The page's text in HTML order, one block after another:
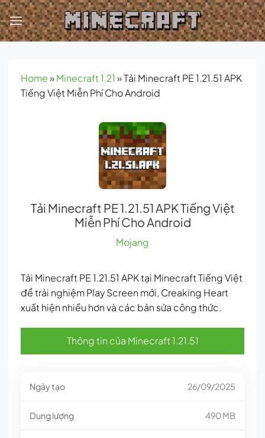
Bỏ
qua
nội
Home » Minecraft 1.21 »Tải Minecraft PE 1.21.51 APK
Tiếng Việt Miễn Phí Cho Android
Tải Minecraft PE 1.21.51 APK Tiếng Việt
Miễn Phí Cho Android
Mojang
Tải Minecraft PE 1.21.51 APK tại Minecraft Tiếng Việt
để trải nghiệm Play Screen mới, Creaking Heart
xuất hiện nhiều hơn và các bản sửa công thức.
Thông tin của Minecraft 1.21.51
Ngày tạo 26/09/2025
Dung lượng 490 MB